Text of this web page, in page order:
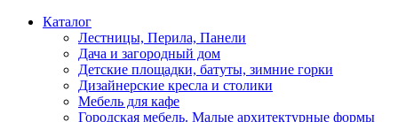
Каталог
Лестницы, Перила, Панели
Дача и загородный дом
Детские площадки, батуты, зимние горки
Дизайнерские кресла и столики
Мебель для кафе
Городская мебель. Малые архитектурные формы